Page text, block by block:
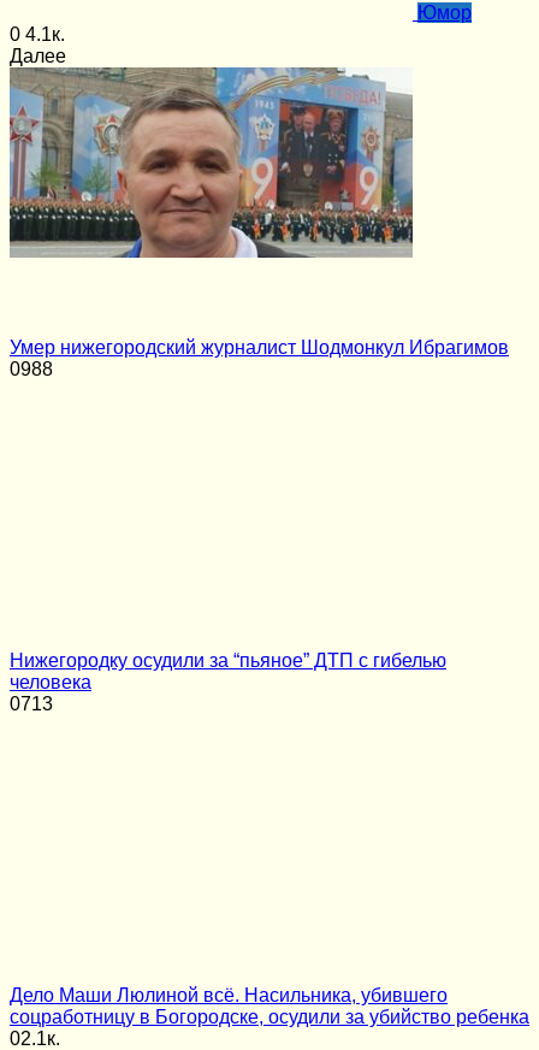
Юмор
0 4.1к.
Далее
Умер нижегородский журналист Шодмонкул Ибрагимов
0988
Нижегородку осудили за “пьяное” ДТП с гибелью
человека
0713
Дело Маши Люлиной всё. Насильника, убившего
соцработницу в Богородске, осудили за убийство ребенка
02.1к.